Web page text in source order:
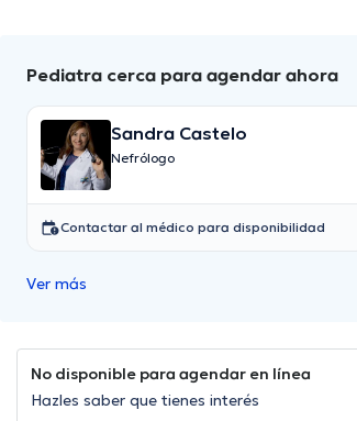
Pediatra cerca para agendar ahora
Sandra Castelo
Nefrólogo
Contactar al médico para disponibilidad
Ver más
No disponible para agendar en línea
Hazles saber que tienes interés